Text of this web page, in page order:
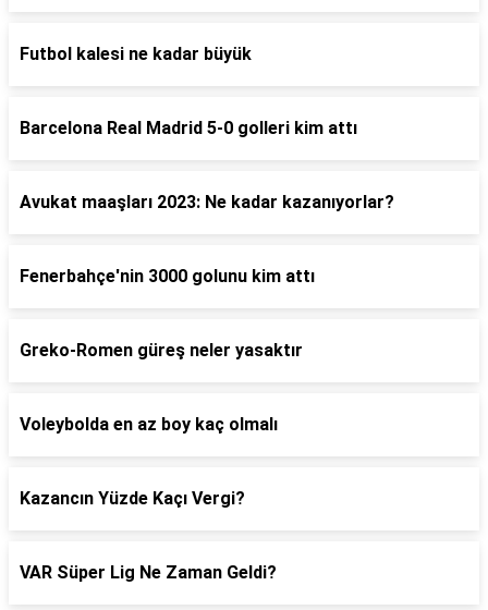
Futbol kalesi ne kadar büyük
Barcelona Real Madrid 5-0 golleri kim attı
Avukat maaşları 2023: Ne kadar kazanıyorlar?
Fenerbahçe'nin 3000 golunu kim attı
Greko-Romen güreş neler yasaktır
Voleybolda en az boy kaç olmalı
Kazancın Yüzde Kaçı Vergi?
VAR Süper Lig Ne Zaman Geldi?